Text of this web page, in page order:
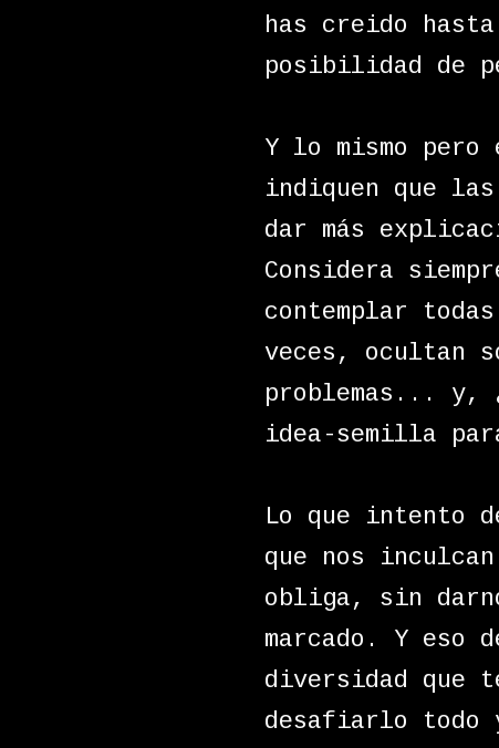
has creido
posibilidad de
Y lo mismo
indiquen que
dar más
Considera
contemplar
veces, ocultan
problemas... y,
idea-semilla
Lo que intento
que nos
obliga, sin
marcado. Y eso
diversidad que
desafiarlo todo